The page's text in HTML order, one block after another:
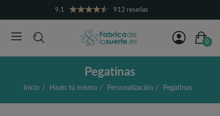
9.1 912 reseñas
0
Pegatinas
Inicio Hazlo tú mismo Personalización Pegatinas